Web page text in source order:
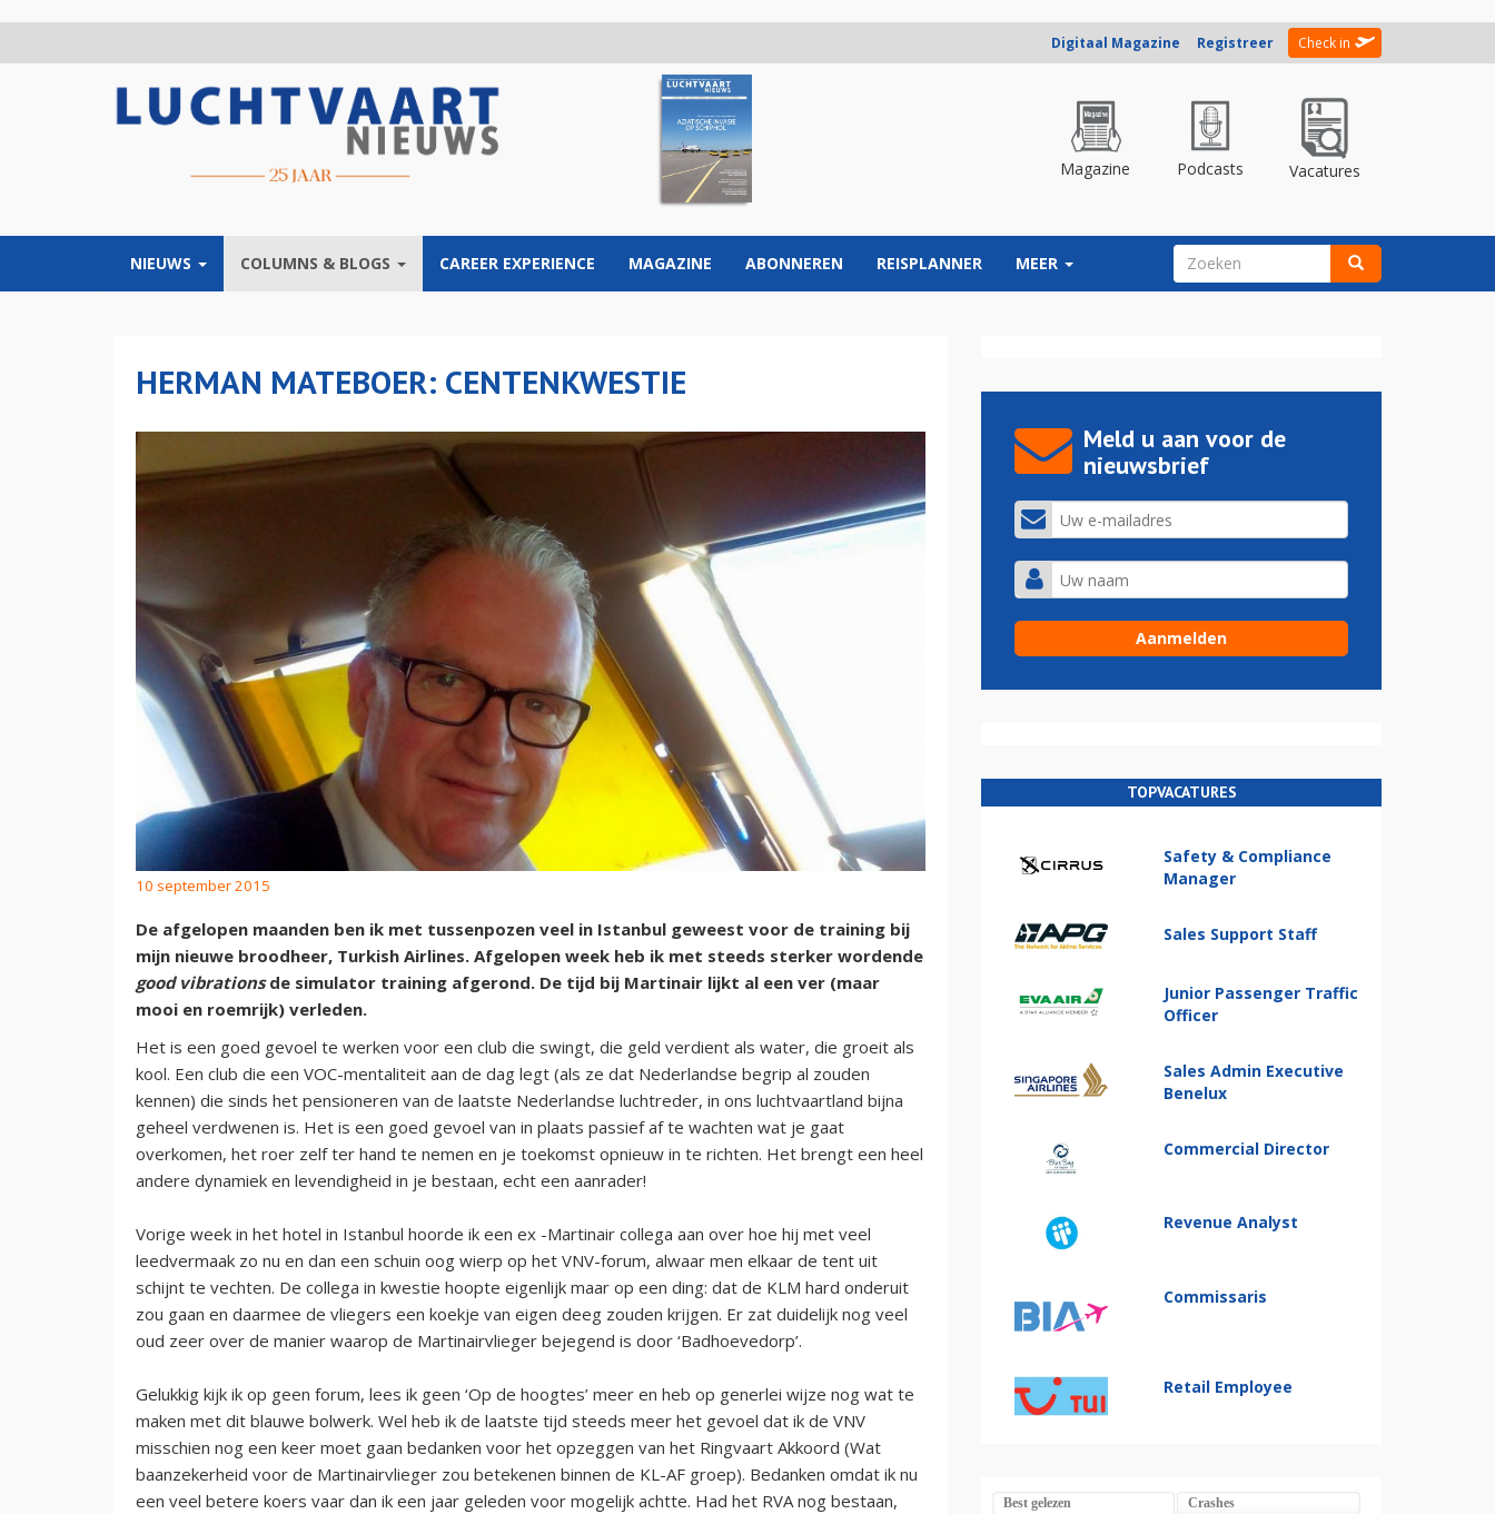
Digitaal Magazine Registreer Check in
Magazine Podcasts Vacatures
NIEUWS COLUMNS & BLOGS CAREER EXPERIENCE MAGAZINE ABONNEREN REISPLANNER MEER ZOEKVELD
HERMAN MATEBOER: CENTENKWESTIE
10 september 2015
De afgelopen maanden ben ik met tussenpozen veel in Istanbul geweest voor de training bij
mijn nieuwe broodheer, Turkish Airlines. Afgelopen week heb ik met steeds sterker wordende
good vibrationsde simulator training afgerond. De tijd bij Martinair lijkt al een ver (maar
mooi en roemrijk) verleden.
Het is een goed gevoel te werken voor een club die swingt, die geld verdient als water, die groeit als
kool. Een club die een VOC-mentaliteit aan de dag legt (als ze dat Nederlandse begrip al zouden
kennen) die sinds het pensioneren van de laatste Nederlandse luchtreder, in ons luchtvaartland bijna
geheel verdwenen is. Het is een goed gevoel van in plaats passief af te wachten wat je gaat
overkomen, het roer zelf ter hand te nemen en je toekomst opnieuw in te richten. Het brengt een heel
andere dynamiek en levendigheid in je bestaan, echt een aanrader!
Vorige week in het hotel in Istanbul hoorde ik een ex -Martinair collega aan over hoe hij met veel
leedvermaak zo nu en dan een schuin oog wierp op het VNV-forum, alwaar men elkaar de tent uit
schijnt te vechten. De collega in kwestie hoopte eigenlijk maar op een ding: dat de KLM hard onderuit
zou gaan en daarmee de vliegers een koekje van eigen deeg zouden krijgen. Er zat duidelijk nog veel
oud zeer over de manier waarop de Martinairvlieger bejegend is door ‘Badhoevedorp’.
Gelukkig kijk ik op geen forum, lees ik geen ‘Op de hoogtes’ meer en heb op generlei wijze nog wat te
maken met dit blauwe bolwerk. Wel heb ik de laatste tijd steeds meer het gevoel dat ik de VNV
misschien nog een keer moet gaan bedanken voor het opzeggen van het Ringvaart Akkoord (Wat
baanzekerheid voor de Martinairvlieger zou betekenen binnen de KL-AF groep). Bedanken omdat ik nu
een veel betere koers vaar dan ik een jaar geleden voor mogelijk achtte. Had het RVA nog bestaan,
Meld u aan voor de
nieuwsbrief
TOPVACATURES
Safety & Compliance
Manager
Sales Support Staff
Junior Passenger Traffic
Officer
Sales Admin Executive
Benelux
Commercial Director
Revenue Analyst
Commissaris
Retail Employee
Best gelezen Crashes